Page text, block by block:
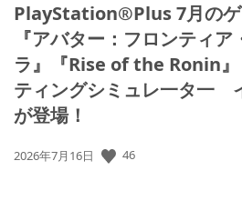
PlayStation®Plus 7月のゲ
『アバター：フロンティ
ラ』『Rise of the Ronin』
ティングシミュレ一タ一
が登場！
公
2026年7月16日 46